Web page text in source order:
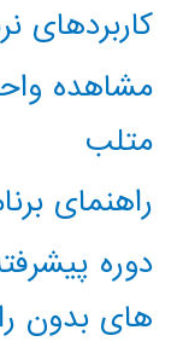
کاربردهای
مشاهده
متلب
راهنمای
دوره
های بدون